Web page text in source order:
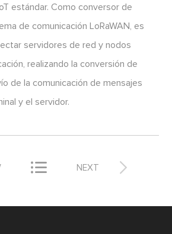
estándar. Como conversor de
de comunicación LoRaWAN, es
servidores de red y nodos
realizando la conversión de
de la comunicación de mensajes
y el servidor.
 
NEXT